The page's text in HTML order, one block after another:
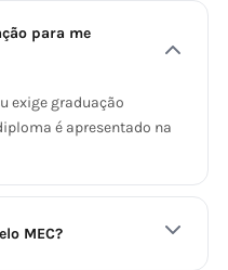
para me
exige graduação
é apresentado na
MEC?